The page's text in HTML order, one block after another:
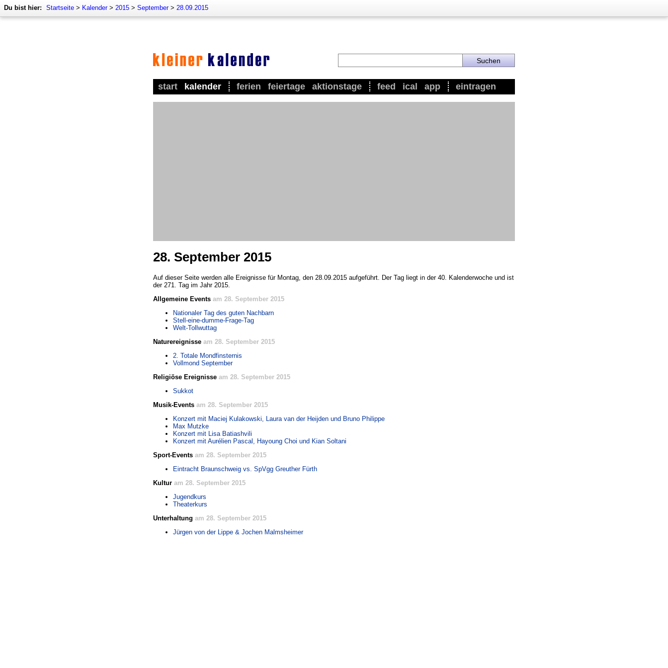
Du bist hier: Startseite > Kalender> 2015 > September> 28.09.2015
start kalender ferien feiertage aktionstage feed ical app eintragen
28. September 2015
Auf dieser Seite werden alle Ereignisse für Montag, den 28.09.2015 aufgeführt. Der Tag liegt in der 40. Kalenderwoche und ist
der 271. Tag im Jahr 2015.
Allgemeine Events am 28. September 2015
Nationaler Tag des guten Nachbarn
Stell-eine-dumme-Frage-Tag
Welt-Tollwuttag
Naturereignisse am 28. September 2015
2. Totale Mondfinsternis
Vollmond September
Religiöse Ereignisse am 28. September 2015
Sukkot
Musik-Events am 28. September 2015
Konzert mit Maciej Kulakowski, Laura van der Heijden und Bruno Philippe
Max Mutzke
Konzert mit Lisa Batiashvili
Konzert mit Aurélien Pascal, Hayoung Choi und Kian Soltani
Sport-Events am 28. September 2015
Eintracht Braunschweig vs. SpVgg Greuther Fürth
Kultur am 28. September 2015
Jugendkurs
Theaterkurs
Unterhaltung am 28. September 2015
Jürgen von der Lippe & Jochen Malmsheimer